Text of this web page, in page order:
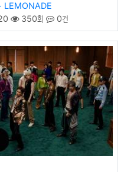
LEMONADE
350회 0건